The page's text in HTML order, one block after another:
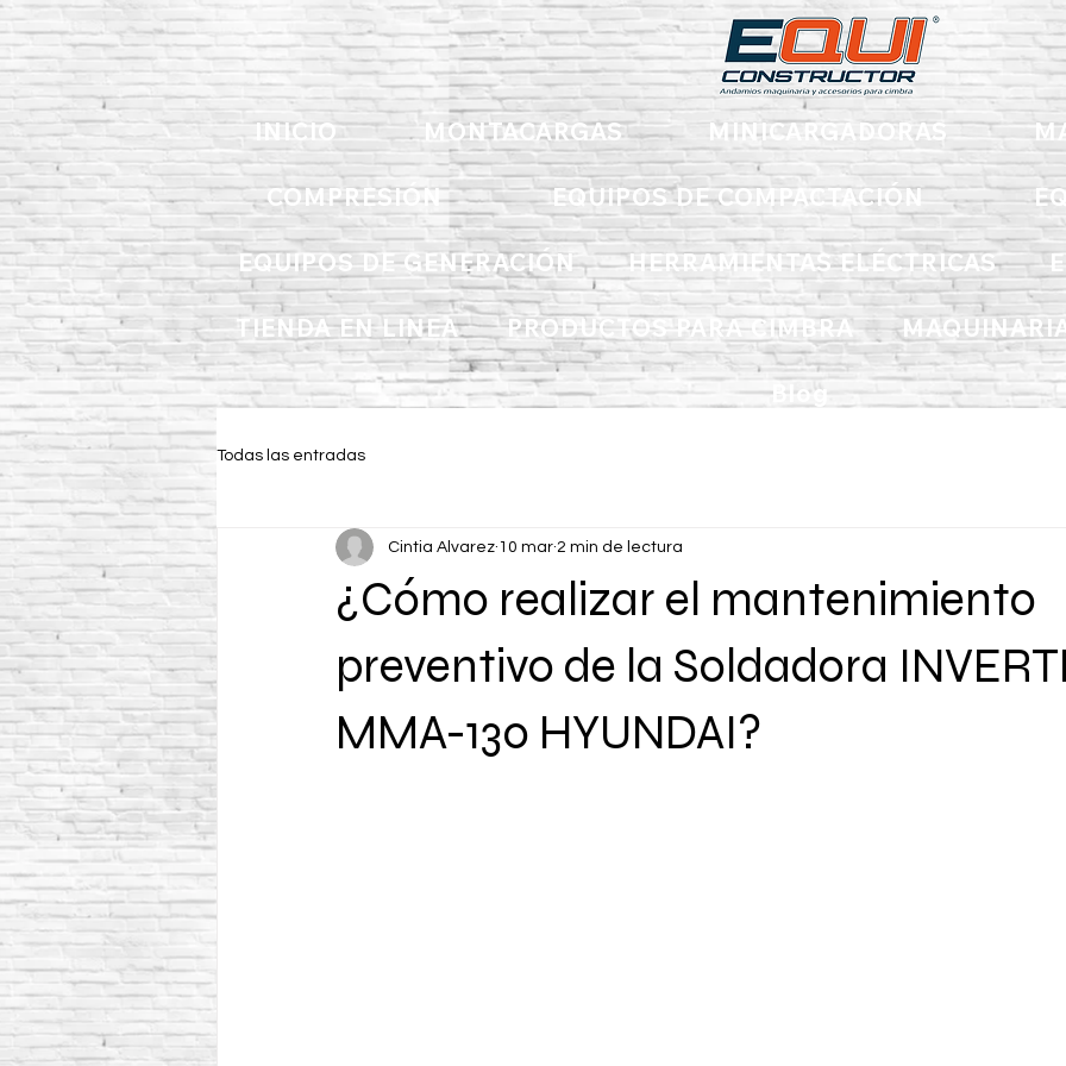
INICIO MONTACARGAS MINICARGADORAS
COMPRESIÓN EQUIPOS DE COMPACTACIÓN
EQUIPOS DE GENERACIÓN HERRAMIENTAS ELÉCTRICAS
TIENDA EN LINEA PRODUCTOS PARA CIMBRA
Blog
Todas las entradas
¿Cómo realizar el mantenimiento
preventivo de la Soldadora
MMA-130 HYUNDAI?
Cintia Alvarez 10 mar 2 min de lectura